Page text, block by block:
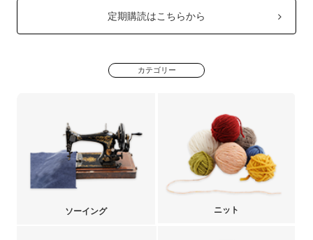
定期購読はこちらから
カテゴリー
ソーイング ニット